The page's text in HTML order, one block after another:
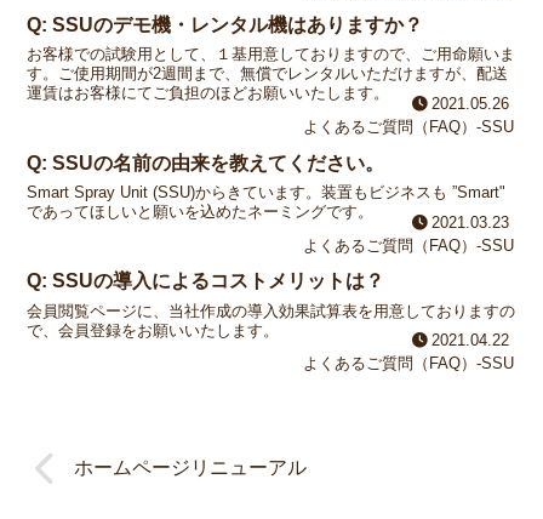
Q: SSUのデモ機・レンタル機はありますか？
お客様での試験用として、１基用意しておりますので、ご用命願いま
す。ご使用期間が2週間まで、無償でレンタルいただけますが、配送
運賃はお客様にてご負担のほどお願いいたします。
2021.05.26
よくあるご質問（FAQ）-SSU
Q: SSUの名前の由来を教えてください。
Smart Spray Unit (SSU)からきています。装置もビジネスも ”Smart"
であってほしいと願いを込めたネーミングです。
2021.03.23
よくあるご質問（FAQ）-SSU
Q: SSUの導入によるコストメリットは？
会員閲覧ページに、当社作成の導入効果試算表を用意しておりますの
で、会員登録をお願いいたします。
2021.04.22
よくあるご質問（FAQ）-SSU
ホームページリニューアル